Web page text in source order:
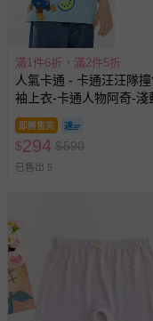
國際航空、客
相關的退換貨辦理
其他常見問題：
運送服務：目前提
區，可能會無法配
亦保留出貨與否的
商品實際的配達日
如您收到商品，
情形，您可申請更
若您對於會員帳號
滿1件6折，滿2件5折
人氣卡通 - 卡通汪汪隊
袖上衣-卡通人物阿奇-淺
即將售完
$294 $590
已售出 5